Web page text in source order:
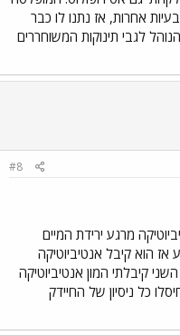
אחרות, אז נתנו לו כבר
לגבי תינוקות המשוחררים
#8
מרגע ירידת המיים
הוא קיבל אנטיביוטיקה
קיבלתי המון אנטיביוטיקה
כל ניסיון של החיידק